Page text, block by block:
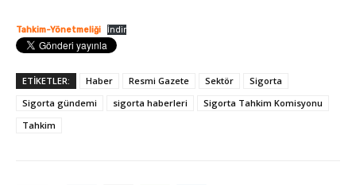
Tahkim-Yönetmeliği İndir
ETİKETLER: Haber Resmi Gazete Sektör
Sigorta
Sigorta gündemi
sigorta haberleri
Sigorta Tahkim Komisyonu
Tahkim